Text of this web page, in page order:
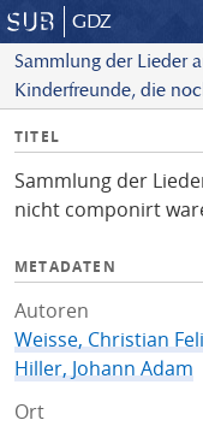
GDZ
Sammlung der Lieder
Kinderfreunde, die
I
f
o
TITEL
Sammlung der
nicht componirt
METADATEN
Autoren
Weisse, Christian
Hiller, Johann Adam
Ort